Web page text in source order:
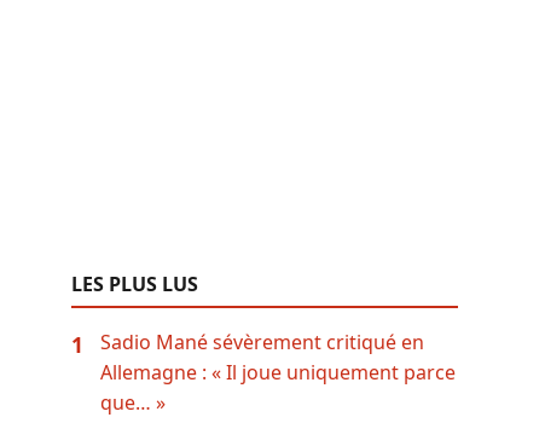
LES PLUS LUS
1
Sadio Mané sévèrement critiqué en
Allemagne : « Il joue uniquement parce
que… »